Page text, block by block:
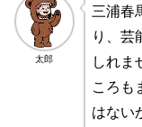
太郎
三浦春
り、芸
しれま
ころも
はない